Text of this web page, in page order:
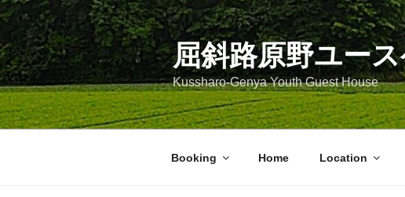
コ
テ
ン
ツ
へ
ス
屈斜路原野ユー
Kussharo-Genya Youth Guest House
Booking Home Location